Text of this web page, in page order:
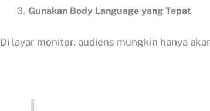
Gunakan Body Language yang Tepat
Di layar monitor, audiens mungkin hanya